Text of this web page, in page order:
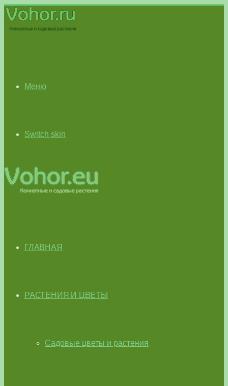
Меню
Switch skin
ГЛАВНАЯ
РАСТЕНИЯ И ЦВЕТЫ
Садовые цветы и растения